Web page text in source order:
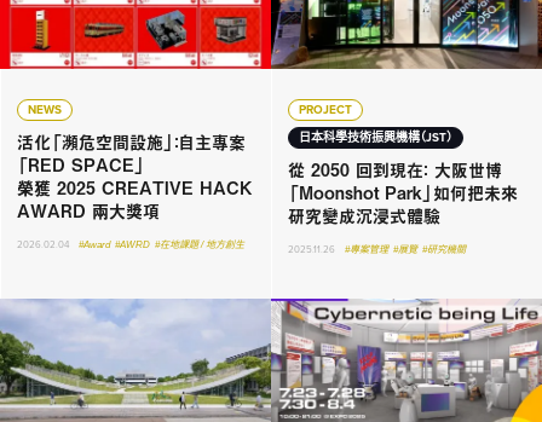
NEWS
活化「瀕危空間設施」：自主專案
「RED SPACE」
榮獲 2025 CREATIVE HACK
AWARD 兩大獎項
2026.02.04 #Award #AWRD #在地課題 / 地方創生
PROJECT
日本科學技術振興機構（JST）
從 2050 回到現在： 大阪世博
「Moonshot Park」如何把未來
研究變成沉浸式體驗
2025.11.26 #專案管理 #展覽 #研究機關